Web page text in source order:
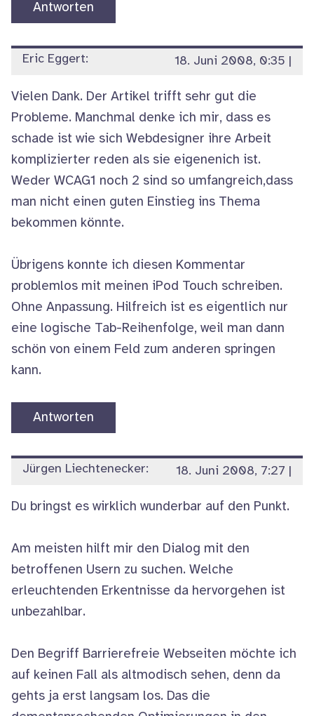
Antworten
Eric Eggert: 18. Juni 2008, 0:35
Vielen Dank. Der Artikel trifft sehr gut die
Probleme. Manchmal denke ich mir, dass es
schade ist wie sich Webdesigner ihre Arbeit
komplizierter reden als sie eigenenich ist.
Weder WCAG1 noch 2 sind so umfangreich,dass
man nicht einen guten Einstieg ins Thema
bekommen könnte.
Übrigens konnte ich diesen Kommentar
problemlos mit meinen iPod Touch schreiben.
Ohne Anpassung. Hilfreich ist es eigentlich nur
eine logische Tab-Reihenfolge, weil man dann
schön von einem Feld zum anderen springen
kann.
Antworten
Jürgen Liechtenecker: 18. Juni 2008, 7:27
Du bringst es wirklich wunderbar auf den Punkt.
Am meisten hilft mir den Dialog mit den
betroffenen Usern zu suchen. Welche
erleuchtenden Erkentnisse da hervorgehen ist
unbezahlbar.
Den Begriff Barrierefreie Webseiten möchte ich
auf keinen Fall als altmodisch sehen, denn da
gehts ja erst langsam los. Das die